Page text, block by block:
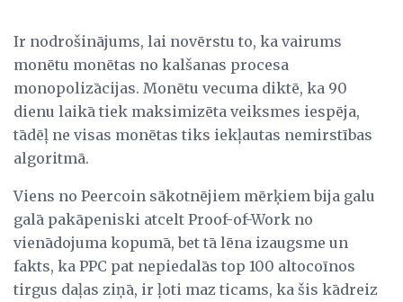
Ir nodrošinājums, lai novērstu to, ka vairums
monētu monētas no kalšanas procesa
monopolizācijas. Monētu vecuma diktē, ka 90
dienu laikā tiek maksimizēta veiksmes iespēja,
tādēļ ne visas monētas tiks iekļautas nemirstības
algoritmā.
Viens no Peercoin sākotnējiem mērķiem bija galu
galā pakāpeniski atcelt Proof-of-Work no
vienādojuma kopumā, bet tā lēna izaugsme un
fakts, ka PPC pat nepiedalās top 100 altocoīnos
tirgus daļas ziņā, ir ļoti maz ticams, ka šis kādreiz